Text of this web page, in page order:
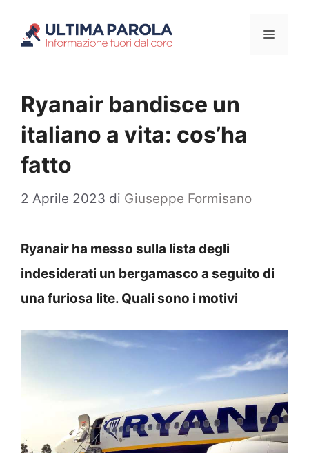
Menu
Ryanair bandisce un
italiano a vita: cos’ha
fatto
2 Aprile 2023 di Giuseppe Formisano
Ryanair ha messo sulla lista degli
indesiderati un bergamasco a seguito di
una furiosa lite. Quali sono i motivi